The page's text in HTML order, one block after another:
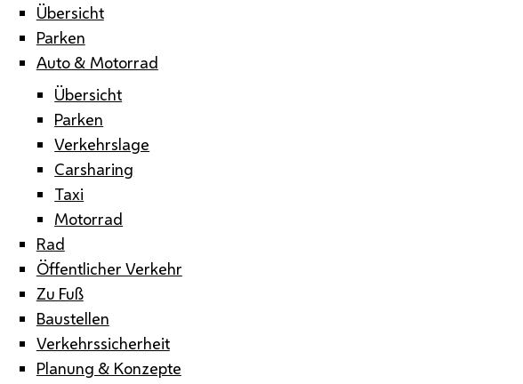
Übersicht
Parken
Auto & Motorrad
Übersicht
Parken
Verkehrslage
Carsharing
Taxi
Motorrad
Rad
Öffentlicher Verkehr
Zu Fuß
Baustellen
Verkehrssicherheit
Planung & Konzepte